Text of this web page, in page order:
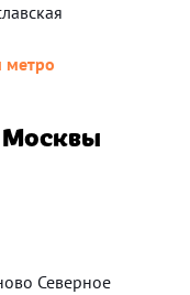
метро
Москвы
Северное